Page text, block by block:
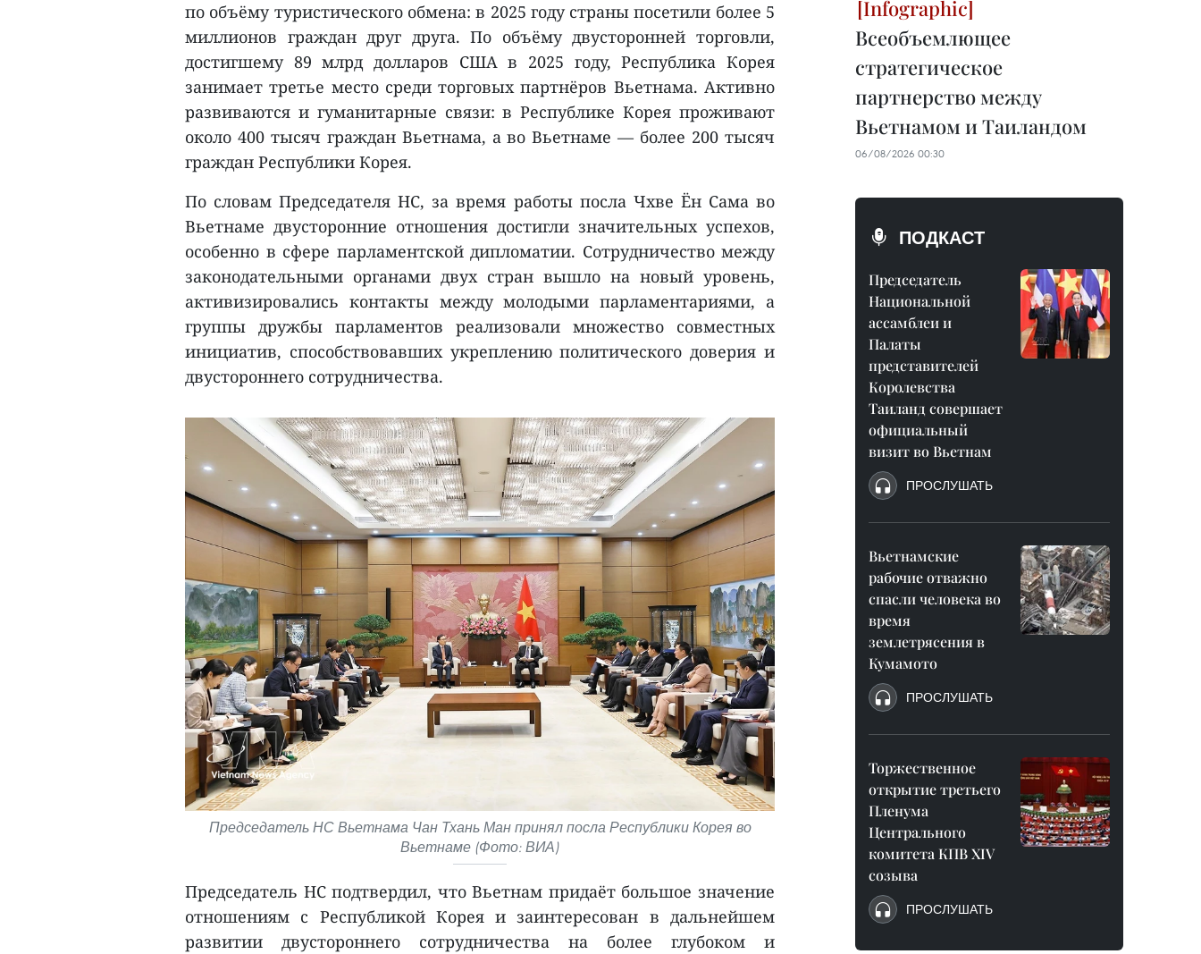
по объёму туристического обмена: в 2025 году страны посетили более 5
миллионов граждан друг друга. По объёму двусторонней торговли,
достигшему 89 млрд долларов США в 2025 году, Республика Корея
занимает третье место среди торговых партнёров Вьетнама. Активно
развиваются и гуманитарные связи: в Республике Корея проживают
около 400 тысяч граждан Вьетнама, а во Вьетнаме — более 200 тысяч
граждан Республики Корея.
По словам Председателя НС, за время работы посла Чхве Ён Сама во
Вьетнаме двусторонние отношения достигли значительных успехов,
особенно в сфере парламентской дипломатии. Сотрудничество между
законодательными органами двух стран вышло на новый уровень,
активизировались контакты между молодыми парламентариями, а
группы дружбы парламентов реализовали множество совместных
инициатив, способствовавших укреплению политического доверия и
двустороннего сотрудничества.
Председатель НС Вьетнама Чан Тхань Ман принял посла Республики Корея во
Вьетнаме (Фото: ВИА)
Председатель НС подтвердил, что Вьетнам придаёт большое значение
отношениям с Республикой Корея и заинтересован в дальнейшем
развитии двустороннего сотрудничества на более глубоком и
Всеобъемлющее
стратегическое
партнерство между
Вьетнамом и Таиландом
06/08/2026 00:30
ПОДКАСТ
Председатель
Национальной
ассамблеи и
Палаты
представителей
Королевства
Таиланд совершает
официальный
визит во Вьетнам
ПРОСЛУШАТЬ
Вьетнамские
рабочие отважно
спасли человека во
время
землетрясения в
Кумамото
ПРОСЛУШАТЬ
Торжественное
открытие третьего
Пленума
Центрального
комитета КПВ XIV
созыва
ПРОСЛУШАТЬ